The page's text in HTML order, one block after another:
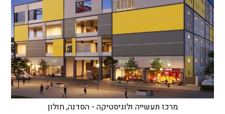
מרכז תעשייה ולוגיסטיקה - הסדנה, חולון